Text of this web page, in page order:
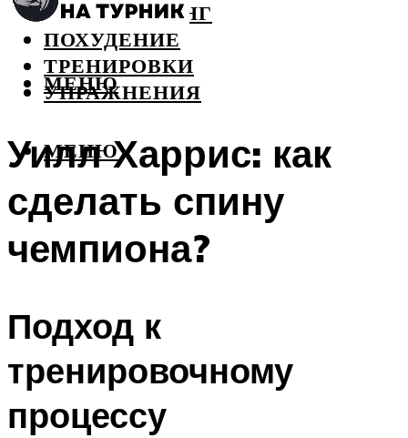
БОДИБИЛДИНГ
ПОХУДЕНИЕ
ТРЕНИРОВКИ
УПРАЖНЕНИЯ
МЕНЮ
МЕНЮ
Уилл Харрис: как
сделать спину
чемпиона?
Подход к
тренировочному
процессу